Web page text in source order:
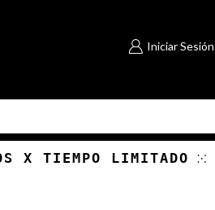
Iniciar Sesión
X TIEMPO LIMITADO